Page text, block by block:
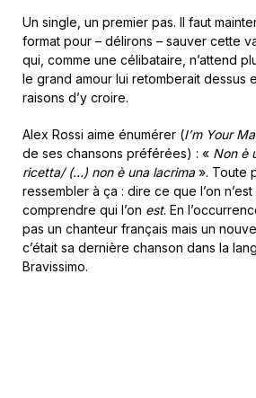
Un single, un premier pas. Il faut
format pour – délirons – sauver cette
qui, comme une célibataire, n’attend
le grand amour lui retomberait dessus
raisons d’y croire.
Alex Rossi aime énumérer (I’m Your
de ses chansons préférées) : « Non è
ricetta/ (…) non è una lacrima». Toute
ressembler à ça : dire ce que l’on n’est
comprendre qui l’on est. En
pas un chanteur français mais un
c’était sa dernière chanson dans la
Bravissimo.